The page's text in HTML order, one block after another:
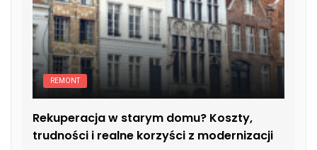
REMONT
Rekuperacja w starym domu? Koszty,
trudności i realne korzyści z modernizacji